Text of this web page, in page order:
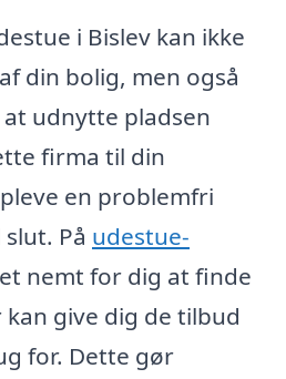
i Bislev kan ikke
din bolig, men også
udnytte pladsen
firma til din
en problemfri
På udestue-
nemt for dig at finde
give dig de tilbud
for. Dette gør